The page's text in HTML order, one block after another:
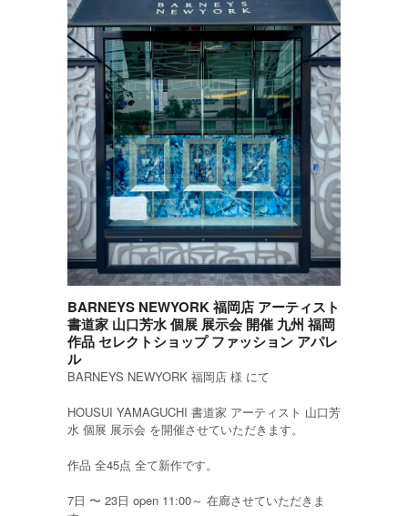
BARNEYS NEWYORK 福岡店 アーティスト
書道家 山口芳水 個展 展示会 開催 九州 福岡
作品 セレクトショップ ファッション アパレ
ル
BARNEYS NEWYORK 福岡店 様 にて
HOUSUI YAMAGUCHI 書道家 アーティスト 山口芳
水 個展 展示会 を開催させていただきます。
作品 全45点 全て新作です。
7日 〜 23日 open 11:00～ 在廊させていただきま